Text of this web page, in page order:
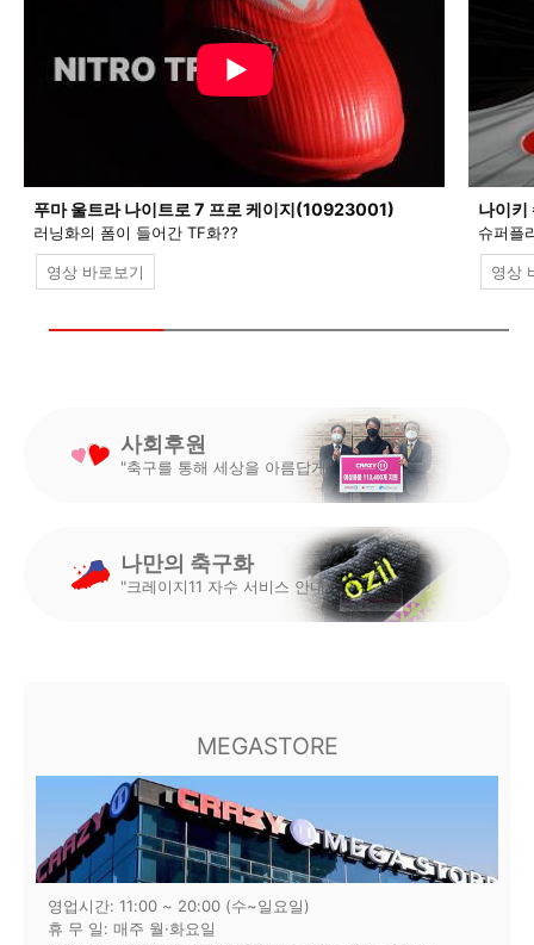
푸마 울트라 나이트로 7 프로 케이지(10923001)
러닝화의 폼이 들어간 TF화??
영상 바로보기
나이
슈퍼플
영상
사회후원
"축구를 통해 세상을 아름답게"
나만의 축구화
"크레이지11 자수 서비스 안내"
MEGASTORE
영업시간: 11:00 ~ 20:00 (수~일요일)
휴 무 일: 매주 월·화요일